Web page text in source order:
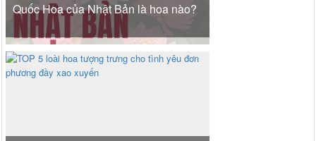
Quốc Hoa của Nhật Bản là hoa nào?